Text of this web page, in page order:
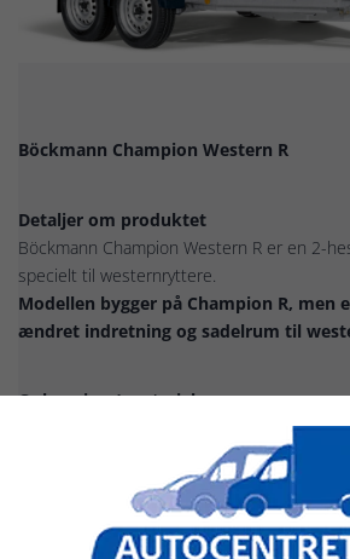
Böckmann Champion Western R
Detaljer om produktet
Böckmann Champion Western R er en 2-
specielt til westernryttere.
Modellen bygger på Champion R, men
ændret indretning og sadelrum til
Opbygning / materiale
Stor glasfiberfront (polyester bow)
Original Böckmann aluminiumsbund med